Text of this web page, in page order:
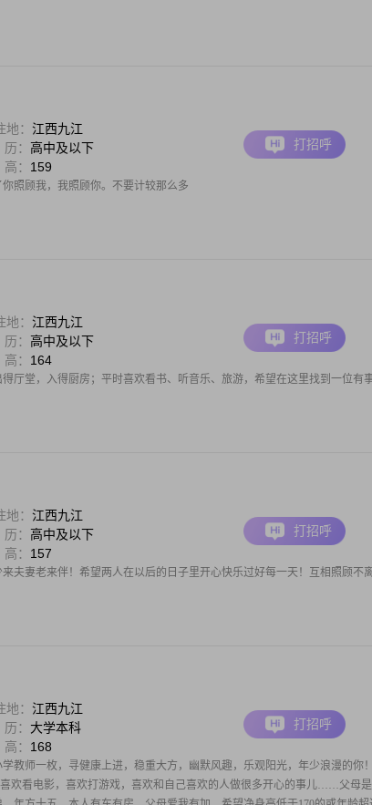
地： 江西九江
： 高中及以下
： 159
照顾我，我照顾你。不要计较那么多
打招呼
地： 江西九江
： 高中及以下
： 164
厅堂，入得厨房；平时喜欢看书、听音乐、旅游，希望在这里找到一位有
打招呼
地： 江西九江
： 高中及以下
： 157
夫妻老来伴！希望两人在以后的日子里开心快乐过好每一天！互相照顾不
打招呼
地： 江西九江
： 大学本科
： 168
教师一枚，寻健康上进，稳重大方，幽默风趣，乐观阳光，年少浪漫的你
欢看电影，喜欢打游戏，喜欢和自己喜欢的人做很多开心的事儿……父母
打招呼